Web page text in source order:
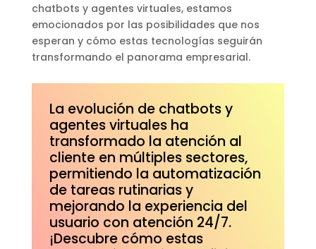
chatbots y agentes virtuales, estamos
emocionados por las posibilidades que nos
esperan y cómo estas tecnologías seguirán
transformando el panorama empresarial.
La evolución de chatbots y
agentes virtuales ha
transformado la atención al
cliente en múltiples sectores,
permitiendo la automatización
de tareas rutinarias y
mejorando la experiencia del
usuario con atención 24/7.
¡Descubre cómo estas